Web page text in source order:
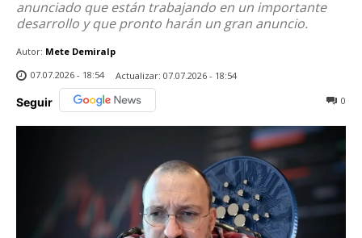
anunciado que están trabajando en un importante
desarrollo y que pronto harán un gran anuncio.
Autor: Mete Demiralp
07.07.2026 - 18:54
Actualizar: 07.07.2026 - 18:54
Seguir 0